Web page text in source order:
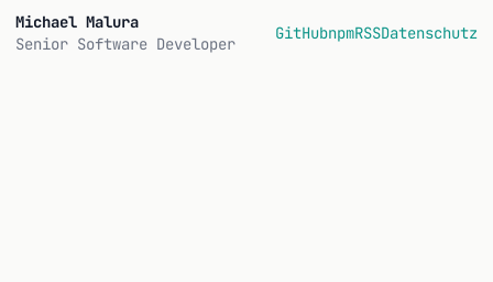
Michael Malura
Senior Software Developer
GitHubnpmRSSDatenschutz